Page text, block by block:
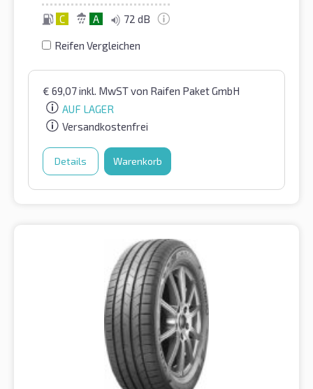
C A 72 dB
Reifen Vergleichen
€ 69,07inkl. MwSTvon Raifen Paket GmbH
AUF LAGER
Versandkostenfrei
Details Warenkorb